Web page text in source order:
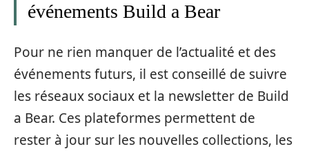
événements Build a Bear
Pour ne rien manquer de l’actualité et des
événements futurs, il est conseillé de suivre
les réseaux sociaux et la newsletter de Build
a Bear. Ces plateformes permettent de
rester à jour sur les nouvelles collections, les